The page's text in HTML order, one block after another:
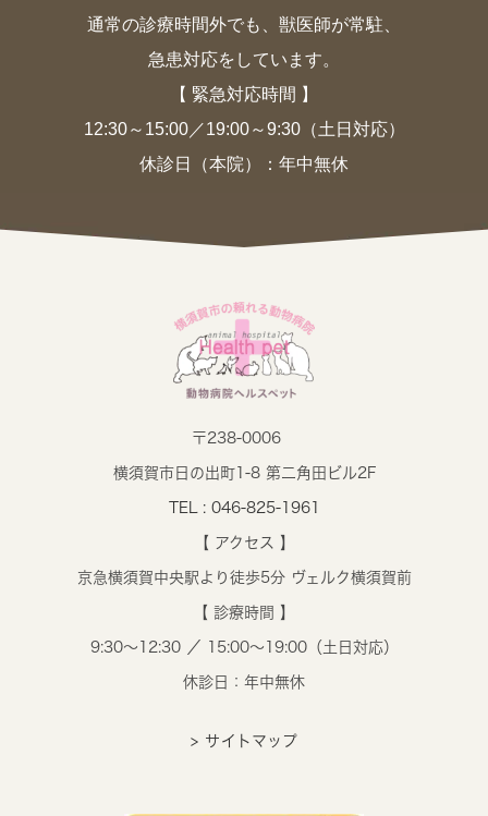
通常の診療時間外でも、獣医師が常駐、
急患対応をしています。
【 緊急対応時間 】
12:30～15:00／19:00～9:30（土日対応）
休診日（本院）：年中無休
〒238-0006
横須賀市日の出町1-8 第二角田ビル2F
TEL : 046-825-1961
【 アクセス 】
京急横須賀中央駅より徒歩5分 ヴェルク横須賀前
【 診療時間 】
9:30～12:30 ／ 15:00～19:00（土日対応）
休診日：年中無休
> サイトマップ